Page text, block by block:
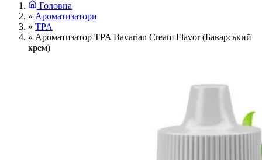
Головна
» Ароматизатори
» TPA
» Ароматизатор TPA Bavarian Cream Flavor (Баварський
крем)